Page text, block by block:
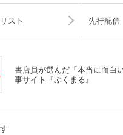
スト 先行配信
書店員が選んだ「本当に面白
事サイト『ぶくまる』